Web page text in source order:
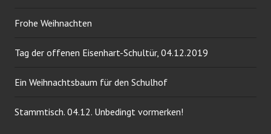
Frohe Weihnachten
Tag der offenen Eisenhart-Schultür, 04.12.2019
Ein Weihnachtsbaum für den Schulhof
Stammtisch. 04.12. Unbedingt vormerken!